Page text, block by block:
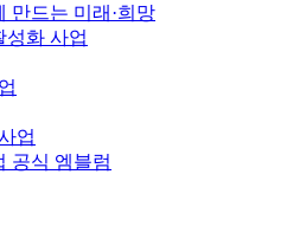
만드는 미래·희망
성화 사업
업
공식 엠블럼